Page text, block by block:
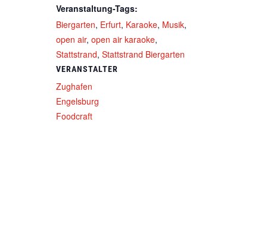
Veranstaltung-Tags:
Biergarten, Erfurt, Karaoke, Musik,
open air, open air karaoke,
Stattstrand, Stattstrand Biergarten
VERANSTALTER
Zughafen
Engelsburg
Foodcraft